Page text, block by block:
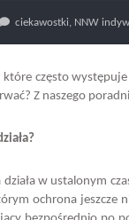
ciekawostki, NNW
często
Z naszego
w ustalonym
ochrona jeszcze